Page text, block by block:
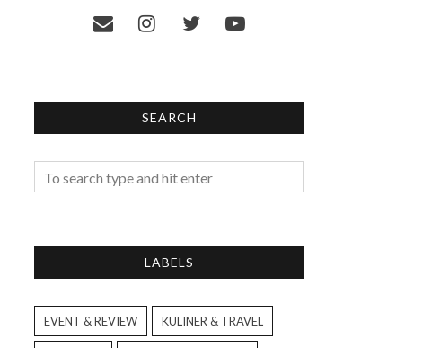
SEARCH
LABELS
EVENT & REVIEW KULINER & TRAVEL